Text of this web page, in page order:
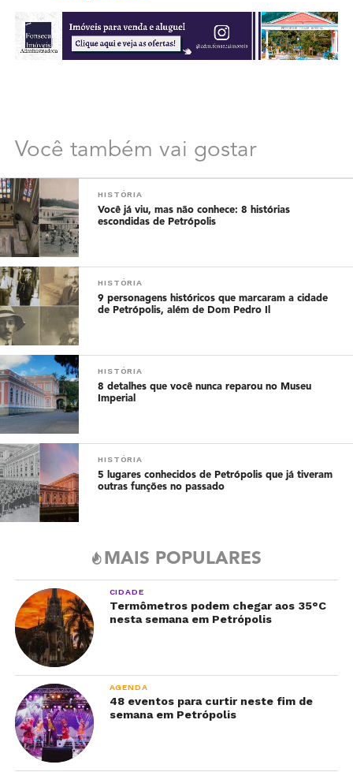
Você também vai gostar
HISTÓRIA
Você já viu, mas não conhece: 8 histórias
escondidas de Petrópolis
HISTÓRIA
9 personagens históricos que marcaram a cidade
de Petrópolis, além de Dom Pedro Il
HISTÓRIA
8 detalhes que você nunca reparou no Museu
Imperial
HISTÓRIA
5 lugares conhecidos de Petrópolis que já tiveram
outras funções no passado
MAIS POPULARES
CIDADE
Termômetros podem chegar aos 35°C
nesta semana em Petrópolis
AGENDA
48 eventos para curtir neste fim de
semana em Petrópolis